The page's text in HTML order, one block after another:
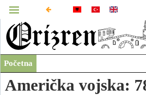
MENU
Infografika
Video
Početna
Američka vojska: